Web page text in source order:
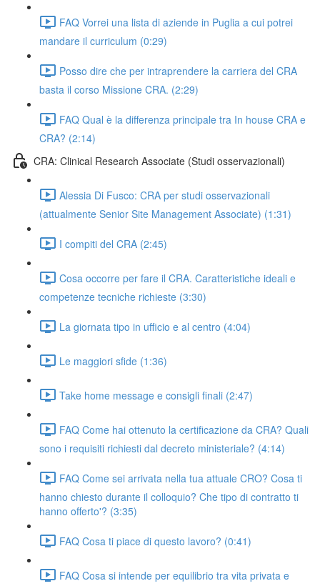
FAQ Vorrei una lista di aziende in Puglia a cui potrei
mandare il curriculum (0:29)
Posso dire che per intraprendere la carriera del CRA
basta il corso Missione CRA. (2:29)
FAQ Qual è la differenza principale tra In house CRA e
CRA? (2:14)
CRA: Clinical Research Associate (Studi osservazionali)
Alessia Di Fusco: CRA per studi osservazionali
(attualmente Senior Site Management Associate) (1:31)
I compiti del CRA (2:45)
Cosa occorre per fare il CRA. Caratteristiche ideali e
competenze tecniche richieste (3:30)
La giornata tipo in ufficio e al centro (4:04)
Le maggiori sfide (1:36)
Take home message e consigli finali (2:47)
FAQ Come hai ottenuto la certificazione da CRA? Quali
sono i requisiti richiesti dal decreto ministeriale? (4:14)
FAQ Come sei arrivata nella tua attuale CRO? Cosa ti
hanno chiesto durante il colloquio? Che tipo di contratto ti
hanno offerto'? (3:35)
FAQ Cosa ti piace di questo lavoro? (0:41)
FAQ Cosa si intende per equilibrio tra vita privata e